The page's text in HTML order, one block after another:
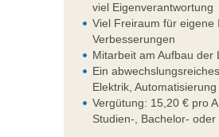
viel Eigenverantwortung
Viel Freiraum für eigene
Verbesserungen
Mitarbeit am Aufbau der
Ein
Elektrik,
Vergütung: 15,20 € pro
Studien-, Bachelor-